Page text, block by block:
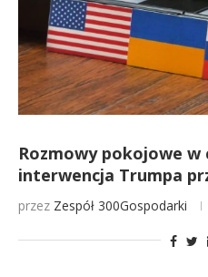
Rozmowy pokojowe w
interwencja Trumpa
przez Zespół 300Gospodarki